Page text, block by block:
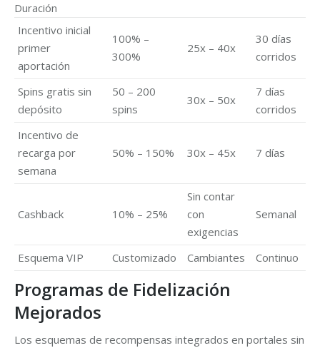
Duración
Incentivo inicial
primer
aportación
100% –
300%
25x – 40x
30 días
corridos
Spins gratis sin
depósito
50 – 200
spins
30x – 50x
7 días
corridos
Incentivo de
recarga por
semana
50% – 150% 30x – 45x 7 días
Cashback 10% – 25%
Sin contar
con
exigencias
Semanal
Esquema VIP Customizado Cambiantes Continuo
Programas de Fidelización
Mejorados
Los esquemas de recompensas integrados en portales sin